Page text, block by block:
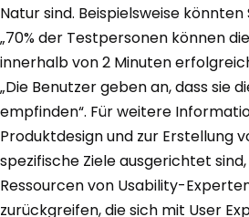
Natur sind. Beispielsweise könnten
„70% der Testpersonen können
innerhalb von 2 Minuten
„Die Benutzer geben an, dass sie
empfinden“. Für weitere
Produktdesign und zur Erstellung
spezifische Ziele ausgerichtet
Ressourcen von Usability-
zurückgreifen, die sich mit User